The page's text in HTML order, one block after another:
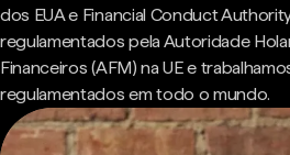
dos EUA e Financial Conduct
regulamentados pela Autoridade
Financeiros (AFM) na UE e
regulamentados em todo o mundo.